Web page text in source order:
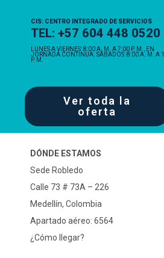
CIS: CENTRO INTEGRADO DE SERVICIOS
TEL: +57 604 448 0520
LUNES A VIERNES: 8:00 A. M. A 7:00 P. M., EN
JORNADA CONTINUA. SÁBADOS: 8:00 A. M. A
P. M.
Ver toda la
oferta
DÓNDE ESTAMOS
Sede Robledo
Calle 73 # 73A – 226
Medellín, Colombia
Apartado aéreo: 6564
¿Cómo llegar?